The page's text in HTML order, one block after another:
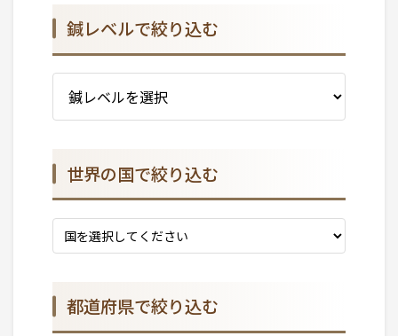
鍼レベルで絞り込む
世界の国で絞り込む
都道府県で絞り込む